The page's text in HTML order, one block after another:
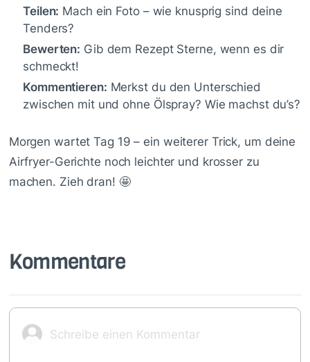
Teilen: Mach ein Foto – wie knusprig sind deine
Tenders?
Bewerten: Gib dem Rezept Sterne, wenn es dir
schmeckt!
Kommentieren: Merkst du den Unterschied
zwischen mit und ohne Ölspray? Wie machst du’s?
Morgen wartet Tag 19 – ein weiterer Trick, um deine
Airfryer-Gerichte noch leichter und krosser zu
machen. Zieh dran! 🤩
Kommentare